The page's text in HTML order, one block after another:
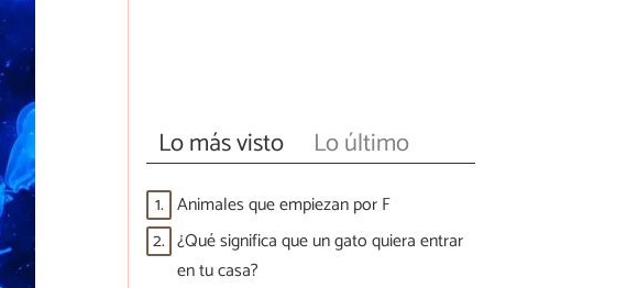
Lo más visto Lo último
1. Animales que empiezan por F
2. ¿Qué significa que un gato quiera entrar
en tu casa?